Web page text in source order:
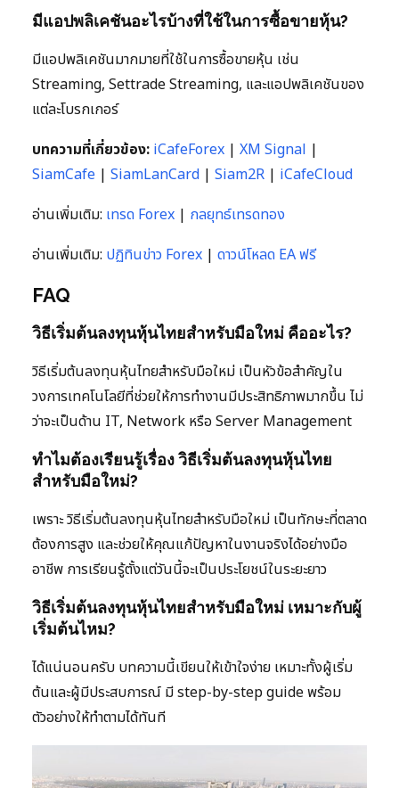
มีแอปพลิเคชันอะไรบ้างที่ใช้ในการซื้อขายหุ้น?
มีแอปพลิเคชันมากมายที่ใช้ในการซื้อขายหุ้น เช่น
Streaming, Settrade Streaming, และแอปพลิเคชันของ
แต่ละโบรกเกอร์
บทความที่เกี่ยวข้อง: iCafeForex | XM Signal |
SiamCafe | SiamLanCard | Siam2R | iCafeCloud
อ่านเพิ่มเติม: เทรด Forex | กลยุทธ์เทรดทอง
อ่านเพิ่มเติม: ปฏิทินข่าว Forex | ดาวน์โหลด EA ฟรี
FAQ
วิธีเริ่มต้นลงทุนหุ้นไทยสำหรับมือใหม่ คืออะไร?
วิธีเริ่มต้นลงทุนหุ้นไทยสำหรับมือใหม่ เป็นหัวข้อสำคัญใน
วงการเทคโนโลยีที่ช่วยให้การทำงานมีประสิทธิภาพมากขึ้น ไม่
ว่าจะเป็นด้าน IT, Network หรือ Server Management
ทำไมต้องเรียนรู้เรื่อง วิธีเริ่มต้นลงทุนหุ้นไทย
สำหรับมือใหม่?
เพราะ วิธีเริ่มต้นลงทุนหุ้นไทยสำหรับมือใหม่ เป็นทักษะที่ตลาด
ต้องการสูง และช่วยให้คุณแก้ปัญหาในงานจริงได้อย่างมือ
อาชีพ การเรียนรู้ตั้งแต่วันนี้จะเป็นประโยชน์ในระยะยาว
วิธีเริ่มต้นลงทุนหุ้นไทยสำหรับมือใหม่ เหมาะกับผู้
เริ่มต้นไหม?
ได้แน่นอนครับ บทความนี้เขียนให้เข้าใจง่าย เหมาะทั้งผู้เริ่ม
ต้นและผู้มีประสบการณ์ มี step-by-step guide พร้อม
ตัวอย่างให้ทำตามได้ทันที